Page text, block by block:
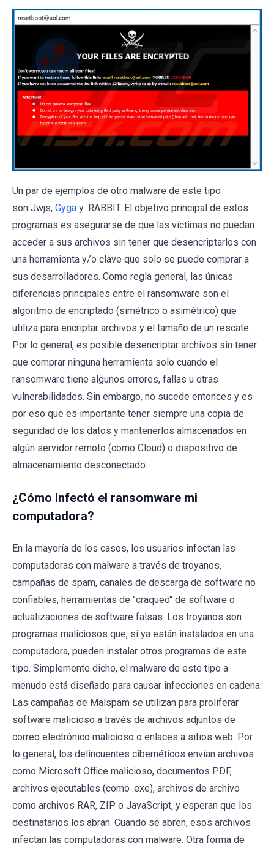
Un par de ejemplos de otro malware de este tipo
son Jwjs, Gyga y .RABBIT. El objetivo principal de estos
programas es asegurarse de que las víctimas no puedan
acceder a sus archivos sin tener que desencriptarlos con
una herramienta y/o clave que solo se puede comprar a
sus desarrolladores. Como regla general, las únicas
diferencias principales entre el ransomware son el
algoritmo de encriptado (simétrico o asimétrico) que
utiliza para encriptar archivos y el tamaño de un rescate.
Por lo general, es posible desencriptar archivos sin tener
que comprar ninguna herramienta solo cuando el
ransomware tiene algunos errores, fallas u otras
vulnerabilidades. Sin embargo, no sucede entonces y es
por eso que es importante tener siempre una copia de
seguridad de los datos y mantenerlos almacenados en
algún servidor remoto (como Cloud) o dispositivo de
almacenamiento desconectado.
¿Cómo infectó el ransomware mi
computadora?
En la mayoría de los casos, los usuarios infectan las
computadoras con malware a través de troyanos,
campañas de spam, canales de descarga de software no
confiables, herramientas de "craqueo" de software o
actualizaciones de software falsas. Los troyanos son
programas maliciosos que, si ya están instalados en una
computadora, pueden instalar otros programas de este
tipo. Simplemente dicho, el malware de este tipo a
menudo está diseñado para causar infecciones en cadena.
Las campañas de Malspam se utilizan para proliferar
software malicioso a través de archivos adjuntos de
correo electrónico malicioso o enlaces a sitios web. Por
lo general, los delincuentes cibernéticos envían archivos
como Microsoft Office malicioso, documentos PDF,
archivos ejecutables (como .exe), archivos de archivo
como archivos RAR, ZIP o JavaScript, y esperan que los
destinatarios los abran. Cuando se abren, esos archivos
infectan las computadoras con malware. Otra forma de